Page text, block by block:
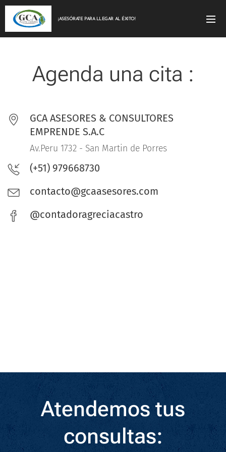
¡ASESÓRATE PARA LLEGAR AL ÉXITO!
Agenda una cita :
GCA ASESORES & CONSULTORES
EMPRENDE S.A.C
Av.Peru 1732 - San Martin de Porres
(+51) 979668730
contacto@gcaasesores.com
@contadoragreciacastro
Atendemos tus
consultas: